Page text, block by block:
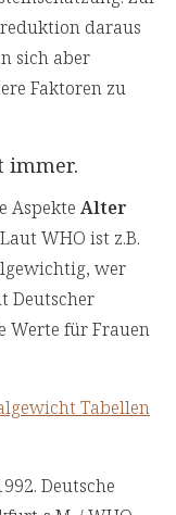
daraus
sich aber
Faktoren zu
immer.
Aspekte Alter
WHO ist z.B.
wer
Deutscher
Werte für Frauen
Tabellen
Deutsche